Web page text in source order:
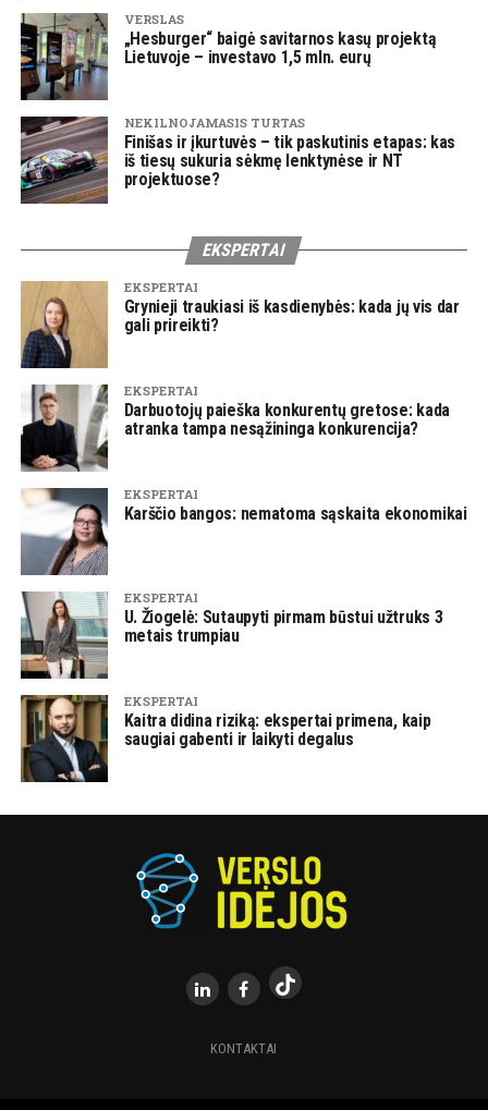
VERSLAS
„Hesburger“ baigė savitarnos kasų projektą
Lietuvoje – investavo 1,5 mln. eurų
NEKILNOJAMASIS TURTAS
Finišas ir įkurtuvės – tik paskutinis etapas: kas
iš tiesų sukuria sėkmę lenktynėse ir NT
projektuose?
EKSPERTAI
EKSPERTAI
Grynieji traukiasi iš kasdienybės: kada jų vis dar
gali prireikti?
EKSPERTAI
Darbuotojų paieška konkurentų gretose: kada
atranka tampa nesąžininga konkurencija?
EKSPERTAI
Karščio bangos: nematoma sąskaita ekonomikai
EKSPERTAI
U. Žiogelė: Sutaupyti pirmam būstui užtruks 3
metais trumpiau
EKSPERTAI
Kaitra didina riziką: ekspertai primena, kaip
saugiai gabenti ir laikyti degalus
KONTAKTAI